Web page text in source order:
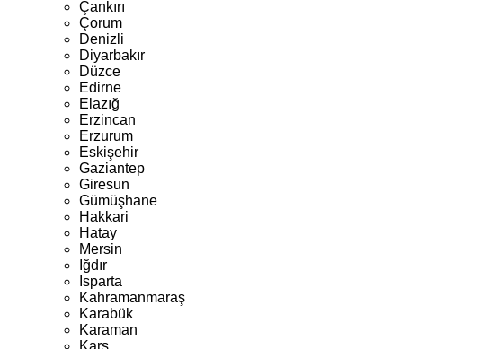
Çankırı
Çorum
Denizli
Diyarbakır
Düzce
Edirne
Elazığ
Erzincan
Erzurum
Eskişehir
Gaziantep
Giresun
Gümüşhane
Hakkari
Hatay
Mersin
Iğdır
Isparta
Kahramanmaraş
Karabük
Karaman
Kars